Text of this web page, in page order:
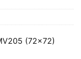
(72×72)